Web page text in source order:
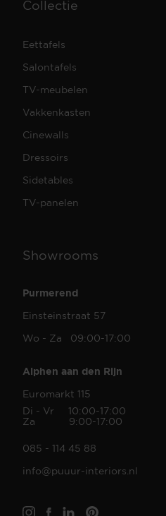
Collectie
Eettafels
Salontafels
TV-meubelen
Vakkenkasten
Cinewalls
Dressoirs
Sidetables
TV-panelen
Showrooms
Purmerend
Einsteinstraat 57
Wo - Za 09:00-17:00
Alphen aan den Rijn
Euromarkt 115
Di - Vr 10:00-17:00
Za 9:00-17:00
085 - 114 45 88
info@puuur-interiors.nl